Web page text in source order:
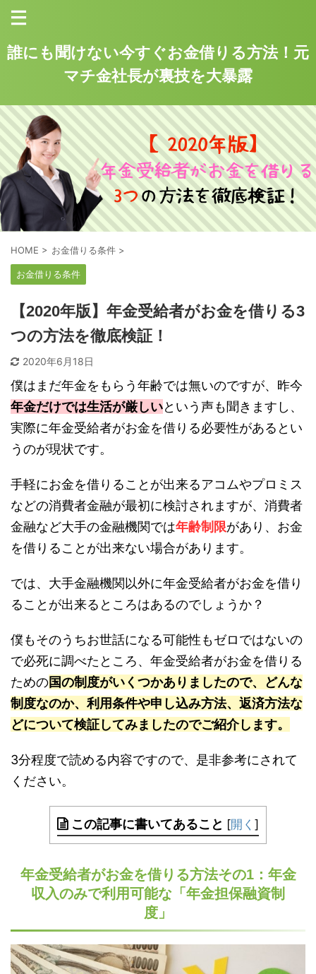
誰にも聞けない今すぐお金借りる方法！元
マチ金社長が裏技を大暴露
HOME > お金借りる条件 >
お金借りる条件
【2020年版】年金受給者がお金を借りる3
つの方法を徹底検証！
2020年6月18日
僕はまだ年金をもらう年齢では無いのですが、昨今
年金だけでは生活が厳しいという声も聞きますし、
実際に年金受給者がお金を借りる必要性があるとい
うのが現状です。
手軽にお金を借りることが出来るアコムやプロミス
などの消費者金融が最初に検討されますが、消費者
金融など大手の金融機関では年齢制限があり、お金
を借りることが出来ない場合があります。
では、大手金融機関以外に年金受給者がお金を借り
ることが出来るところはあるのでしょうか？
僕もそのうちお世話になる可能性もゼロではないの
で必死に調べたところ、年金受給者がお金を借りる
ための国の制度がいくつかありましたので、どんな
制度なのか、利用条件や申し込み方法、返済方法な
どについて検証してみましたのでご紹介します。
3分程度で読める内容ですので、是非参考にされて
ください。
この記事に書いてあること [開く ]
年金受給者がお金を借りる方法その1：年金
収入のみで利用可能な「年金担保融資制
度」